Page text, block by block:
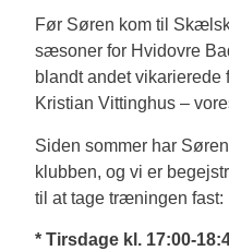
Før Søren kom til
sæsoner for Hvidovre
blandt andet
KristianVittinghus –
Siden sommer har
klubben, og vi er
til at tage træningen fast:
* Tirsdage kl. 17:00-